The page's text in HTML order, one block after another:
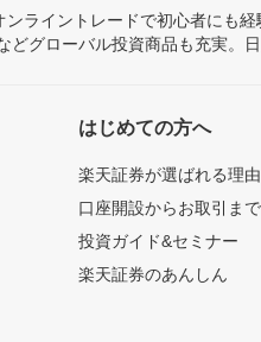
ライントレードで初心者にも
どグローバル投資商品も充実。
はじめての方へ
楽天証券が選ばれる理由
口座開設からお取引ま
投資ガイド&セミナー
楽天証券のあんしん